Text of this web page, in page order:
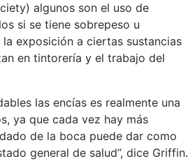
algunos son el uso de
si se tiene sobrepeso u
exposición a ciertas sustancias
en tintorería y el trabajo del
las encías es realmente una
ya que cada vez hay más
de la boca puede dar como
general de salud”, dice Griffin.